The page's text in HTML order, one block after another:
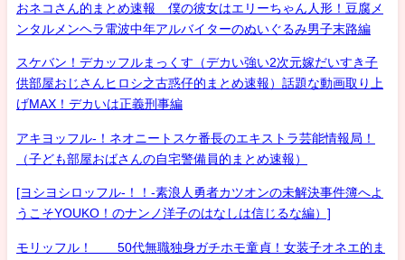
おネコさん的まとめ速報 僕の彼女はエリーちゃん人形！豆腐メ
ンタルメンヘラ電波中年アルバイターのぬいぐるみ男子末路編
スケバン！デカッフルまっくす（デカい強い2次元嫁だいすき子
供部屋おじさんヒロシ之古惑仔的まとめ速報）話題な動画取り上
げMAX！デカいは正義刑事編
アキヨッフル-！ネオニートスケ番長のエキストラ芸能情報局！
（子ども部屋おばさんの自宅警備員的まとめ速報）
[ヨシヨシロッフル-！！-素浪人勇者カツオンの未解決事件簿へよ
うこそYOUKO！のナンノ洋子のはなしは信じるな編）]
モリッフル！ 50代無職独身ガチホモ童貞！女装子オネエ的ま